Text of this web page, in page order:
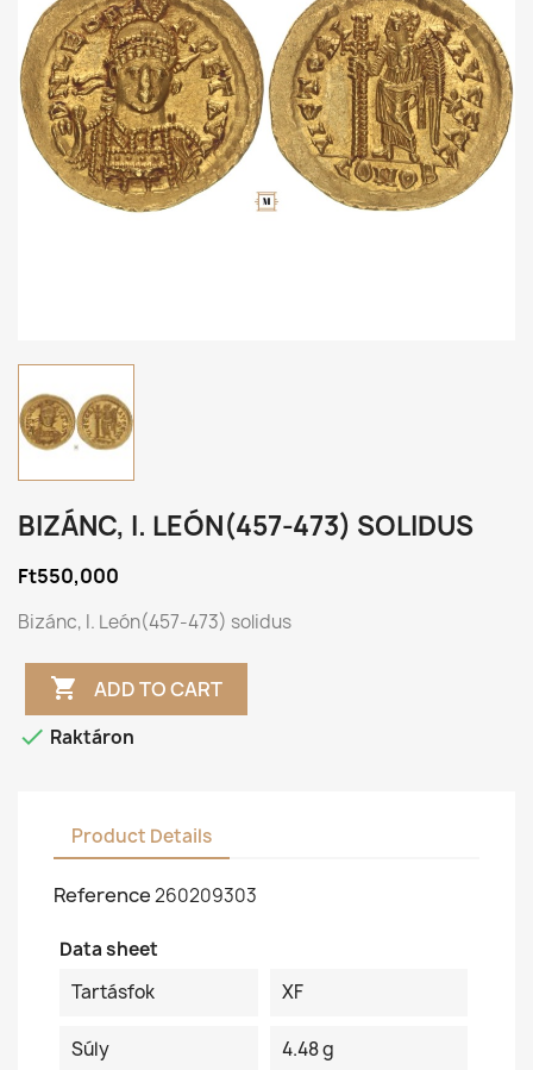
BIZÁNC, I. LEÓN(457-473) SOLIDUS
Ft550,000
Bizánc, I. León(457-473) solidus
 ADD TO CART
 Raktáron
Product Details
Reference260209303
Data sheet
Tartásfok
XF
Súly 4.48 g